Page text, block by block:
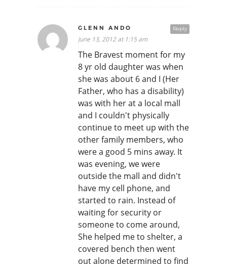
Reply
GLENN ANDO
June 13, 2012 at 1:15 am
The Bravest moment for my
8 yr old daughter was when
she was about 6 and I (Her
Father, who has a disability)
was with her at a local mall
and I couldn't physically
continue to meet up with the
other family members, who
were a good 5 mins away. It
was evening, we were
outside the mall and didn't
have my cell phone, and
started to rain. Instead of
waiting for security or
someone to come around,
She helped me to shelter, a
covered bench then went
out alone determined to find